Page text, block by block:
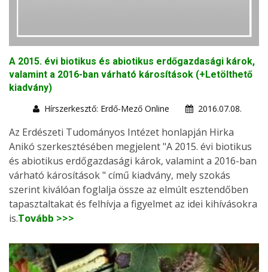
A 2015. évi biotikus és abiotikus erdőgazdasági károk,
valamint a 2016-ban várható károsítások (+Letölthető
kiadvány)
Hírszerkesztő: Erdő-Mező Online
2016.07.08.
Az Erdészeti Tudományos Intézet honlapján Hirka
Anikó szerkesztésében megjelent "A 2015. évi biotikus
és abiotikus erdőgazdasági károk, valamint a 2016-ban
várható károsítások " című kiadvány, mely szokás
szerint kiválóan foglalja össze az elmúlt esztendőben
tapasztaltakat és felhívja a figyelmet az idei kihívásokra
is.Tovább >>>